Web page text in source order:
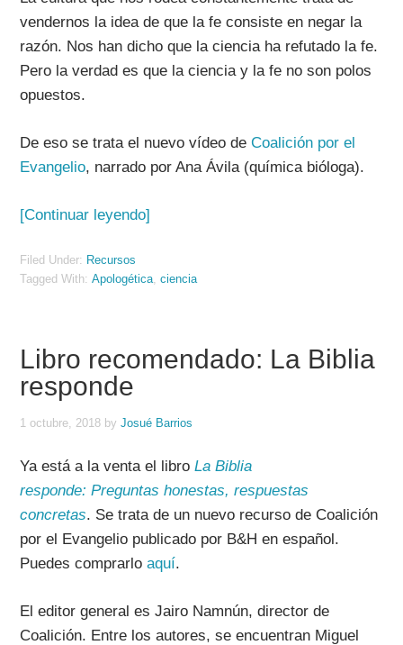
vendernos la idea de que la fe consiste en negar la
razón. Nos han dicho que la ciencia ha refutado la fe.
Pero la verdad es que la ciencia y la fe no son polos
opuestos.
De eso se trata el nuevo vídeo deCoalición por el
Evangelio, narrado por Ana Ávila (química bióloga).
[Continuar leyendo]
Filed Under: Recursos
Tagged With:Apologética,ciencia
Libro recomendado: La Biblia
responde
1 octubre, 2018 byJosué Barrios
Ya está a la venta el libroLa Biblia
responde:Preguntas honestas, respuestas
concretas. Se trata de un nuevo recurso de Coalición
por el Evangelio publicado por B&H en español.
Puedes comprarloaquí.
El editor general es Jairo Namnún, director de
Coalición. Entre los autores, se encuentran Miguel